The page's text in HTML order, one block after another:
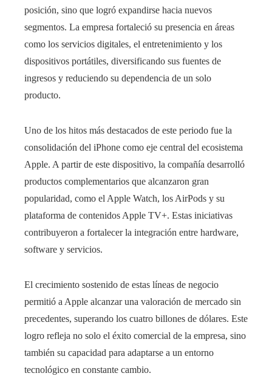
posición, sino que logró expandirse hacia nuevos
segmentos. La empresa fortaleció su presencia en áreas
como los servicios digitales, el entretenimiento y los
dispositivos portátiles, diversificando sus fuentes de
ingresos y reduciendo su dependencia de un solo
producto.
Uno de los hitos más destacados de este periodo fue la
consolidación del iPhone como eje central del ecosistema
Apple. A partir de este dispositivo, la compañía desarrolló
productos complementarios que alcanzaron gran
popularidad, como el Apple Watch, los AirPods y su
plataforma de contenidos Apple TV+. Estas iniciativas
contribuyeron a fortalecer la integración entre hardware,
software y servicios.
El crecimiento sostenido de estas líneas de negocio
permitió a Apple alcanzar una valoración de mercado sin
precedentes, superando los cuatro billones de dólares. Este
logro refleja no solo el éxito comercial de la empresa, sino
también su capacidad para adaptarse a un entorno
tecnológico en constante cambio.